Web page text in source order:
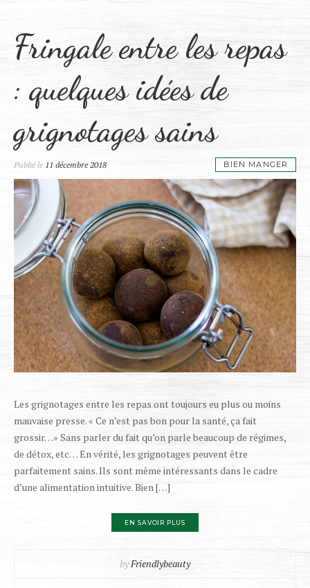
Fringale entre les repas
: quelques idées de
grignotages sains
Publié le 11 décembre 2018 BIEN MANGER
Les grignotages entre les repas ont toujours eu plus ou moins
mauvaise presse. « Ce n’est pas bon pour la santé, ça fait
grossir…» Sans parler du fait qu’on parle beaucoup de régimes,
de détox, etc… En vérité, les grignotages peuvent être
parfaitement sains. Ils sont même intéressants dans le cadre
d’une alimentation intuitive. Bien […]
EN SAVOIR PLUS
byFriendlybeauty